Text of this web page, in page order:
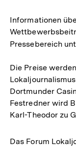
Informationen
Pressebereich
Die Preise
Dortmunder
Festredner wird
Karl-Theodor zu
Das Forum